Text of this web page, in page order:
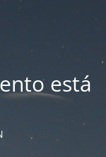
está